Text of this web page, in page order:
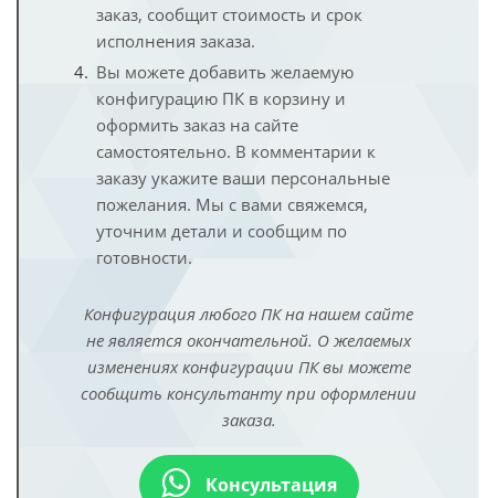
заказ, сообщит стоимость и срок
исполнения заказа.
Вы можете добавить желаемую
конфигурацию ПК в корзину и
оформить заказ на сайте
самостоятельно. В комментарии к
заказу укажите ваши персональные
пожелания. Мы с вами свяжемся,
уточним детали и сообщим по
готовности.
Конфигурация любого ПК на нашем сайте
не является окончательной. О желаемых
изменениях конфигурации ПК вы можете
сообщить консультанту при оформлении
заказа.
Консультация